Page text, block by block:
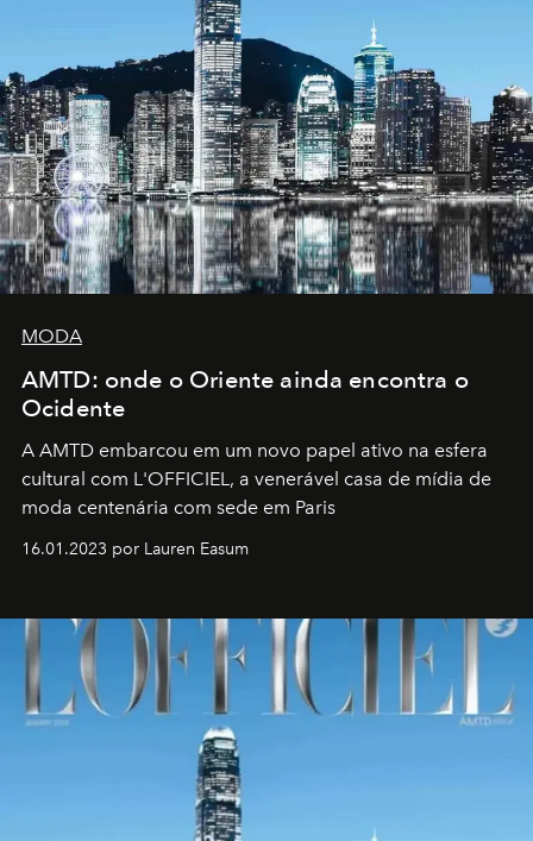
MODA
AMTD: onde o Oriente ainda encontra o
Ocidente
A AMTD embarcou em um novo papel ativo na esfera
cultural com L'OFFICIEL, a venerável casa de mídia de
moda centenária com sede em Paris
16.01.2023 por Lauren Easum